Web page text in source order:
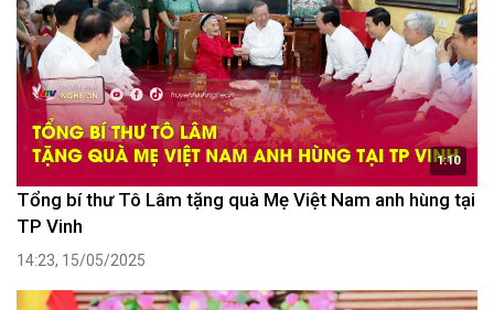
1:10
Tổng bí thư Tô Lâm tặng quà Mẹ Việt Nam anh hùng tại
TP Vinh
14:23, 15/05/2025